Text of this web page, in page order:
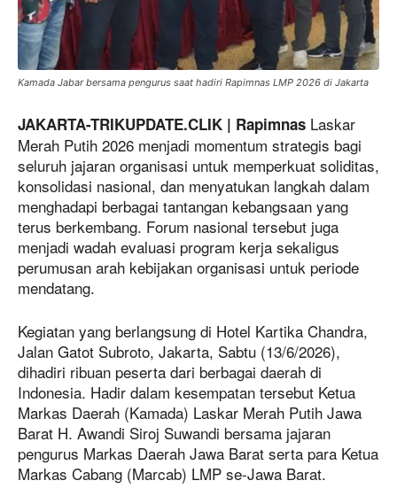
Kamada Jabar bersama pengurus saat hadiri Rapimnas LMP 2026 di Jakarta
JAKARTA-TRIKUPDATE.CLIK | Rapimnas Laskar
Merah Putih 2026 menjadi momentum strategis bagi
seluruh jajaran organisasi untuk memperkuat soliditas,
konsolidasi nasional, dan menyatukan langkah dalam
menghadapi berbagai tantangan kebangsaan yang
terus berkembang. Forum nasional tersebut juga
menjadi wadah evaluasi program kerja sekaligus
perumusan arah kebijakan organisasi untuk periode
mendatang.
Kegiatan yang berlangsung di Hotel Kartika Chandra,
Jalan Gatot Subroto, Jakarta, Sabtu (13/6/2026),
dihadiri ribuan peserta dari berbagai daerah di
Indonesia. Hadir dalam kesempatan tersebut Ketua
Markas Daerah (Kamada) Laskar Merah Putih Jawa
Barat H. Awandi Siroj Suwandi bersama jajaran
pengurus Markas Daerah Jawa Barat serta para Ketua
Markas Cabang (Marcab) LMP se-Jawa Barat.